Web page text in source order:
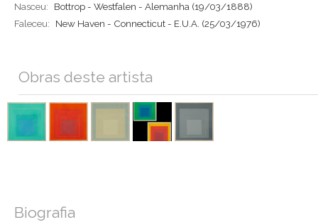
Nasceu:
Bottrop - Westfalen - Alemanha (19/03/1888)
Faleceu:
New Haven - Connecticut - E.U.A. (25/03/1976)
Obras deste artista
Biografia